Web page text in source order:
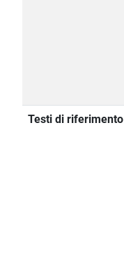
Testi di riferimento